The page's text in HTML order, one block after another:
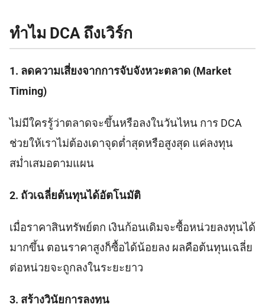
ทำไม DCA ถึงเวิร์ก
1. ลดความเสี่ยงจากการจับจังหวะตลาด (Market
Timing)
ไม่มีใครรู้ว่าตลาดจะขึ้นหรือลงในวันไหน การ DCA
ช่วยให้เราไม่ต้องเดาจุดต่ำสุดหรือสูงสุด แค่ลงทุน
สม่ำเสมอตามแผน
2. ถัวเฉลี่ยต้นทุนได้อัตโนมัติ
เมื่อราคาสินทรัพย์ตก เงินก้อนเดิมจะซื้อหน่วยลงทุนได้
มากขึ้น ตอนราคาสูงก็ซื้อได้น้อยลง ผลคือต้นทุนเฉลี่ย
ต่อหน่วยจะถูกลงในระยะยาว
3. สร้างวินัยการลงทุน